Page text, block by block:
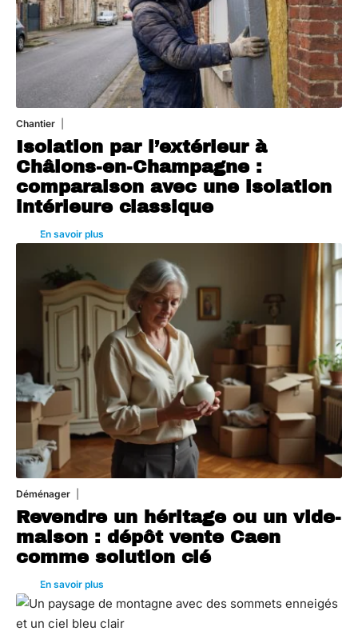
Chantier
Isolation par l’extérieur à
Châlons-en-Champagne :
comparaison avec une isolation
intérieure classique
En savoir plus
Déménager
Revendre un héritage ou un vide-
maison : dépôt vente Caen
comme solution clé
En savoir plus